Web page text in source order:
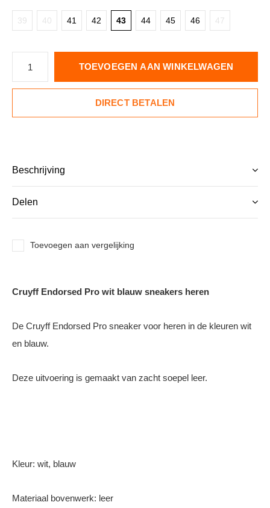
39 40 41 42 43 44 45 46 47
TOEVOEGEN AAN WINKELWAGEN
DIRECT BETALEN
Beschrijving
Delen
Toevoegen aan vergelijking
Cruyff Endorsed Pro wit blauw sneakers heren
De Cruyff Endorsed Pro sneaker voor heren in de kleuren wit
en blauw.
Deze uitvoering is gemaakt van zacht soepel leer.
Kleur: wit, blauw
Materiaal bovenwerk: leer